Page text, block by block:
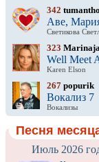
342
Аве,
Светикова
323
Well Meet
Karen Elson
267 popurik
Вокализ 7
Вокализы
Песня
Июль 2026